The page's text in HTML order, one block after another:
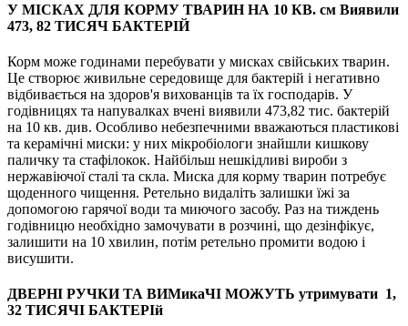
У МІСКАХ ДЛЯ КОРМУ ТВАРИН НА 10 КВ. см Виявили
473, 82 ТИСЯЧ БАКТЕРІЙ
Корм може годинами перебувати у мисках свійських тварин.
Це створює живильне середовище для бактерій і негативно
відбивається на здоров'я вихованців та їх господарів. У
годівницях та напувалках вчені виявили 473,82 тис. бактерій
на 10 кв. див. Особливо небезпечними вважаються пластикові
та керамічні миски: у них мікробіологи знайшли кишкову
паличку та стафілокок. Найбільш нешкідливі вироби з
нержавіючої сталі та скла. Миска для корму тварин потребує
щоденного чищення. Ретельно видаліть залишки їжі за
допомогою гарячої води та миючого засобу. Раз на тиждень
годівницю необхідно замочувати в розчині, що дезінфікує,
залишити на 10 хвилин, потім ретельно промити водою і
висушити.
ДВЕРНІ РУЧКИ ТА ВИМикаЧІ МОЖУТЬ утримувати 1,
32 ТИСЯЧІ БАКТЕРІй